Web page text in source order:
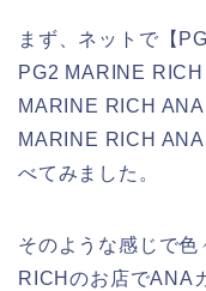
まず、ネットで【
PG2 MARINE
MARINE RICH
MARINE RICH
べてみました。
そのような感じで
RICHのお店でANA